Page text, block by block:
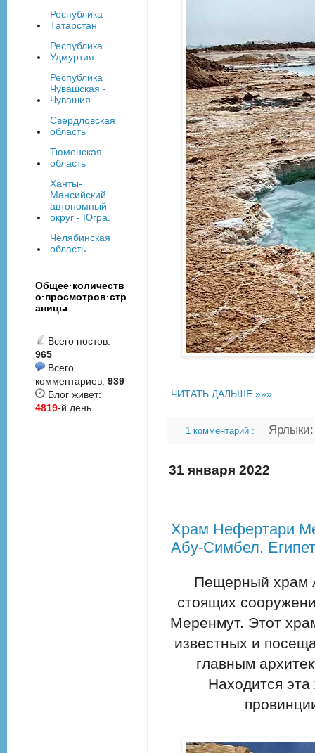
ЧИТАТЬ ДАЛЬШЕ »»»
1 комментарий :
31 января 2022
Храм Нефертари
Абу-Симбел.
Пещерный храм
стоящих
Меренмут. Этот
известных и
главным
Находится эта
Республика
Татарстан
Республика
Удмуртия
Республика
Чувашская -
Чувашия
Свердловская
область
Тюменская
область
Ханты-
Мансийский
автономный
округ - Югра.
Челябинская
область
Общее·количеств
о·просмотров·стр
аницы
Всего постов:
965
Всего
комментариев: 939
Блог живет:
4819-й день.